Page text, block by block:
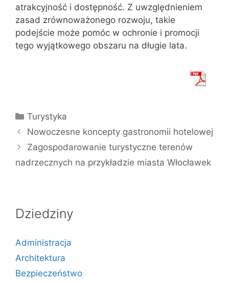
atrakcyjność i dostępność. Z uwzględnieniem
zasad zrównoważonego rozwoju, takie
podejście może pomóc w ochronie i promocji
tego wyjątkowego obszaru na długie lata.
Kategorie
Turystyka
Nowoczesne koncepty gastronomii hotelowej
Zagospodarowanie turystyczne terenów
nadrzecznych na przykładzie miasta Włocławek
Dziedziny
Administracja
Architektura
Bezpieczeństwo